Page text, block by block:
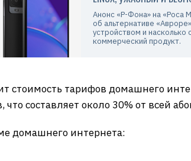
Анонс «Р-Фона» на «Роса
об альтернативе
устройством и насколько
коммерческий продукт.
стоимость тарифов домашнего
составляет около 30% от всей
домашнего интернета: